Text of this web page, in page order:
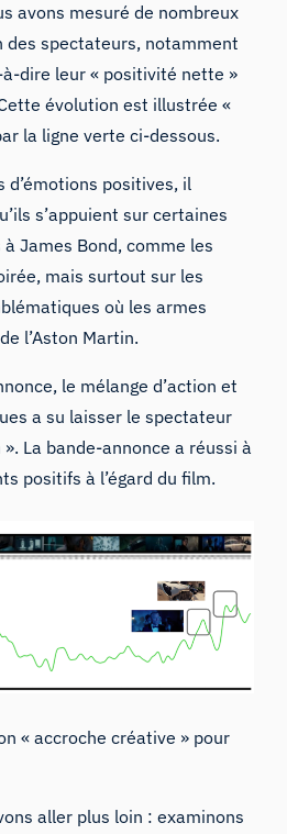
avons mesuré de nombreux
des spectateurs, notamment
à-dire leur « positivité nette »
évolution est illustrée «
la ligne verte ci-dessous.
d’émotions positives, il
s’appuient sur certaines
James Bond, comme les
mais surtout sur les
où les armes
l’Aston Martin.
le mélange d’action et
a su laisser le spectateur
La bande-annonce a réussi à
positifs à l’égard du film.
« accroche créative » pour
aller plus loin : examinons